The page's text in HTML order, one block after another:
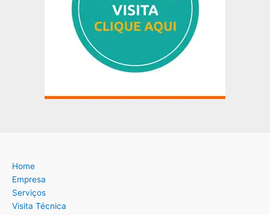
Home
Empresa
Serviços
Visita Técnica